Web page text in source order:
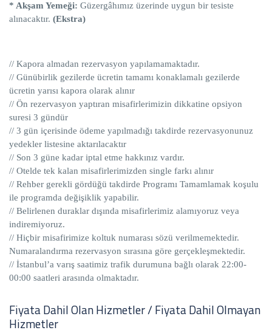
* Akşam Yemeği: Güzergâhımız üzerinde uygun bir tesiste
alınacaktır. (Ekstra)
// Kapora almadan rezervasyon yapılamamaktadır.
// Günübirlik gezilerde ücretin tamamı konaklamalı gezilerde
ücretin yarısı kapora olarak alınır
// Ön rezervasyon yaptıran misafirlerimizin dikkatine opsiyon
suresi 3 gündür
// 3 gün içerisinde ödeme yapılmadığı takdirde rezervasyonunuz
yedekler listesine aktarılacaktır
// Son 3 güne kadar iptal etme hakkınız vardır.
// Otelde tek kalan misafirlerimizden single farkı alınır
// Rehber gerekli gördüğü takdirde Programı Tamamlamak koşulu
ile programda değişiklik yapabilir.
// Belirlenen duraklar dışında misafirlerimiz alamıyoruz veya
indiremiyoruz.
// Hiçbir misafirimize koltuk numarası sözü verilmemektedir.
Numaralandırma rezervasyon sırasına göre gerçekleşmektedir.
// İstanbul’a varış saatimiz trafik durumuna bağlı olarak 22:00-
00:00 saatleri arasında olmaktadır.
Fiyata Dahil Olan Hizmetler / Fiyata Dahil Olmayan
Hizmetler